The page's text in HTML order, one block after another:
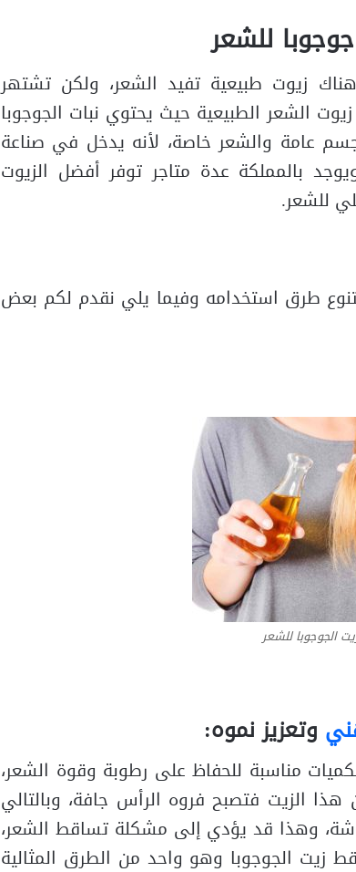
للشعر
زيوت طبيعية تفيد الشعر، ولكن تشتهر
الشعر الطبيعية حيث يحتوي نبات الجوجوبا
عامة والشعر خاصة، لأنه يدخل في صناعة
بالمملكة عدة متاجر توفر أفضل الزيوت
للشعر.
طرق استخدامه وفيما يلي نقدم لكم بعض
الجوجوبا للشعر
وتعزيز نموه:
مناسبة للحفاظ على رطوبة وقوة الشعر،
هذا الزيت فتصبح فروه الرأس جافة، وبالتالي
وهذا قد يؤدي إلى مشكلة تساقط الشعر،
زيت الجوجوبا وهو واحد من الطرق المثالية